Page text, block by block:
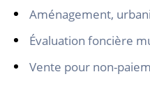
Aménagement,
Évaluation foncière
Vente pour non-